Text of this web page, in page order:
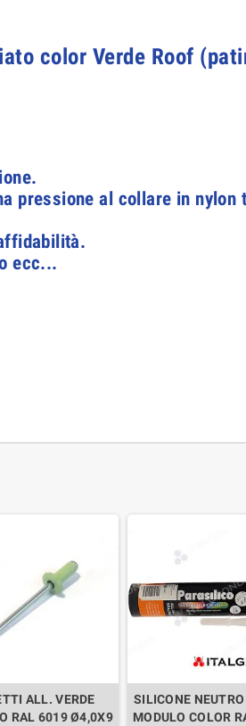
color Verde Roof
pressione al collare in nylon
ecc...
ALL. VERDE
RAL 6019 Ø4,0X9
SILICONE
MODULO COLOR